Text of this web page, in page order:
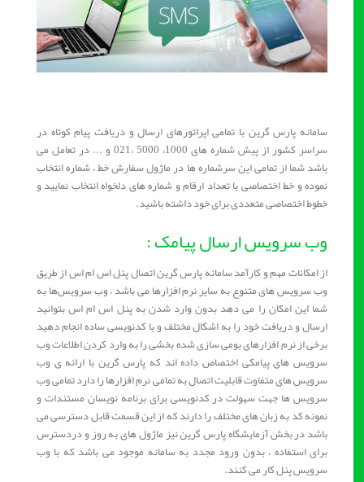
سامانه پارس گرین با تمامی اپراتورهای ارسال و دریافت پیام کوتاه در
سراسر کشور از پیش شماره های 1000، 5000 ،021 و ... در تعامل می
باشد شما از تمامی این سرشماره ها در ماژول سفارش خط ، شماره انتخاب
نموده و خط اختصاصی با تعداد ارقام و شماره های دلخواه انتخاب نمایید و
خطوط اختصاصی متعددی برای خود داشته باشید.
وب سرویس ارسال پیامک :
از امکانات مهم و کارآمد سامانه پارس گرین اتصال پنل اس ام اس از طریق
وب سرویس های متنوع به سایر نرم افزارها می باشد ، وب سرویس‌ها به
شما این امکان را می دهد بدون وارد شدن به پنل اس ام اس بتوانید
ارسال و دریافت خود را به اشکال مختلف و با کدنویسی ساده انجام دهید
برخی از نرم افزارهای بومی سازی شده بخشی را به وارد کردن اطلاعات وب
سرویس های پیامکی اختصاص داده‌ اند که پارس گرین با ارائه ی وب
سرویس های متفاوت قابلیت اتصال به تمامی نرم افزارها را دارد تمامی وب
سرویس ها جهت سهولت در کدنویسی برای برنامه نویسان مستندات و
نمونه کد به زبان های مختلف را دارند که از این قسمت قابل دسترسی می
باشد در بخش آزمایشگاه پارس گرین نیز ماژول های به روز و دردسترس
برای استفاده ، بدون ورود مجدد به سامانه موجود می باشد که با وب
سرویس پنل کار می کنند.